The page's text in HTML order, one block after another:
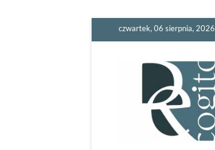
czwartek, 06 sierpnia, 2026